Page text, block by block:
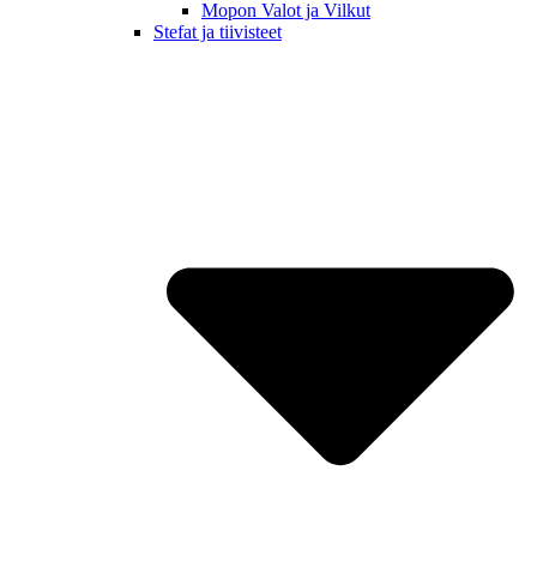
Mopon Valot ja Vilkut
Stefat ja tiivisteet